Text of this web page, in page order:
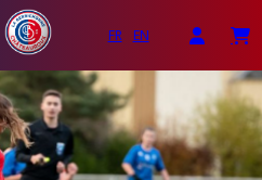
FR EN